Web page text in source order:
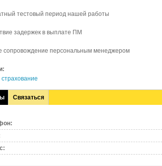
тестовый период нашей работы
задержек в выплате ПМ
персональным менеджером
Связаться